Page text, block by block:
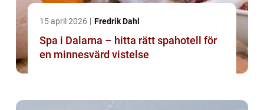
15 april 2026 Fredrik Dahl
Spa i Dalarna – hitta rätt spahotell för
en minnesvärd vistelse